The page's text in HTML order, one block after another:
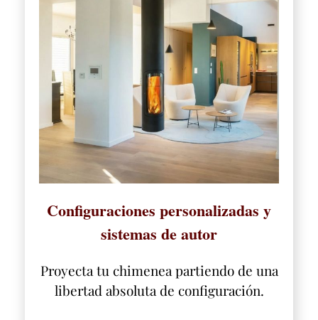
Configuraciones personalizadas y
sistemas de autor
Proyecta tu chimenea partiendo de una
libertad absoluta de configuración.